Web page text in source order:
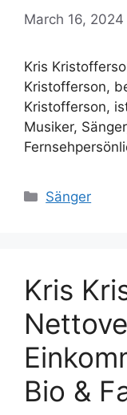
March 16, 2024
Kris
Kristofferson,
Kristofferson,
Musiker,
Categories
Sänger
Kris
Bio &